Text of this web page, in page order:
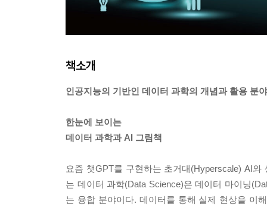
책소개
인공지능의 기반인 데이터 과학의 개념과 활용 분
한눈에 보이는
데이터 과학과 AI 그림책
요즘 챗GPT를 구현하는 초거대(Hyperscale) AI
는 데이터 과학(Data Science)은 데이터 마이닝
는 융합 분야이다. 데이터를 통해 실제 현상을 이